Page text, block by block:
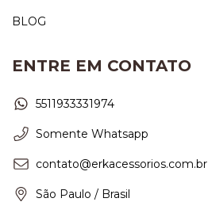
BLOG
ENTRE EM CONTATO
5511933331974
Somente Whatsapp
contato@erkacessorios.com.br
São Paulo / Brasil